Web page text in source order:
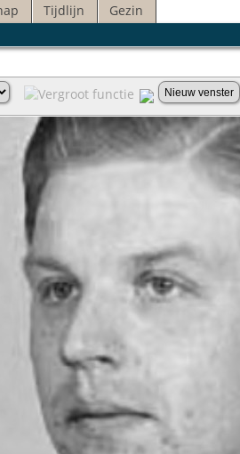
Tijdlijn Gezin